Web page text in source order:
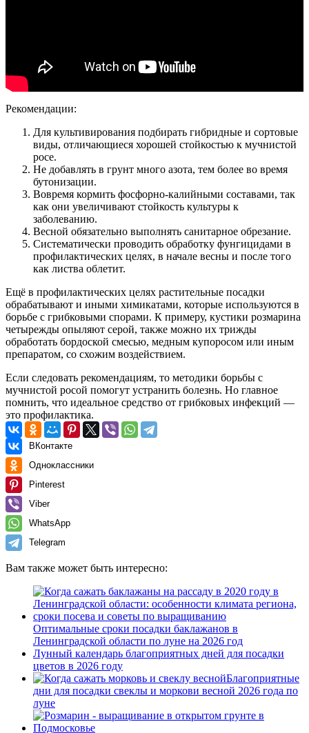
Рекомендации:
Для культивирования подбирать гибридные и сортовые
виды, отличающиеся хорошей стойкостью к мучнистой
росе.
Не добавлять в грунт много азота, тем более во время
бутонизации.
Вовремя кормить фосфорно-калийными составами, так
как они увеличивают стойкость культуры к
заболеванию.
Весной обязательно выполнять санитарное обрезание.
Систематически проводить обработку фунгицидами в
профилактических целях, в начале весны и после того
как листва облетит.
Ещё в профилактических целях растительные посадки
обрабатывают и иными химикатами, которые используются в
борьбе с грибковыми спорами. К примеру, кустики розмарина
четырежды опыляют серой, также можно их трижды
обработать бордоской смесью, медным купоросом или иным
препаратом, со схожим воздействием.
Если следовать рекомендациям, то методики борьбы с
мучнистой росой помогут устранить болезнь. Но главное
помнить, что идеальное средство от грибковых инфекций —
это профилактика.
ВКонтакте
Одноклассники
Pinterest
Viber
WhatsApp
Telegram
Вам также может быть интересно:
Оптимальные сроки посадки баклажанов в
Ленинградской области по луне на 2026 год
Лунный календарь благоприятных дней для посадки
цветов в 2026 году
Благоприятные
дни для посадки свеклы и моркови весной 2026 года по
луне